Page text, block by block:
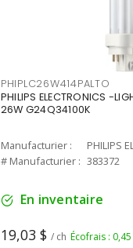
PHIPLC26W414PALTO
PHILIPS ELECTRONICS -
26W G24Q34100K
Manufacturier :
PHILIPS
# Manufacturier : 383372
En inventaire
19,03 $ / ch Écofrais : 0,45